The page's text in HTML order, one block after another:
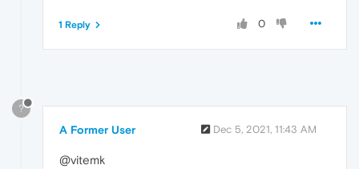
0
1 Reply
?
A Former User Dec 5, 2021, 11:43 AM
@vitemk